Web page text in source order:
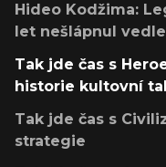
Hideo Kodžima:
let nešlápnul vedle
Tak jde čas s
historie kultovní
Tak jde čas s
strategie